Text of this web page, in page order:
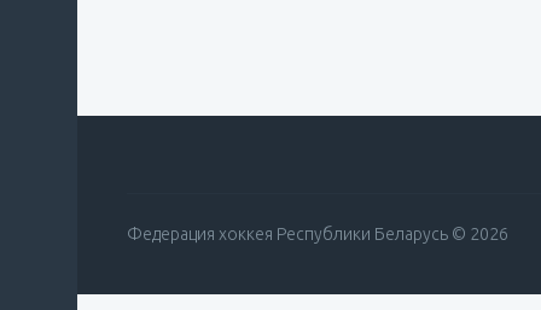
Федерация хоккея Республики Беларусь © 2026